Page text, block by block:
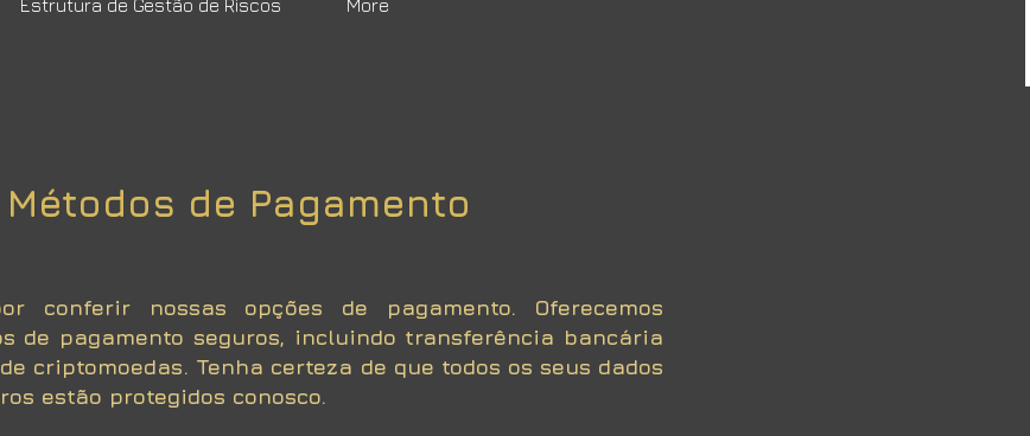
Estrutura de Gestão de Riscos More
Métodos de Pagamento
conferir nossas opções de pagamento. Oferecemos
de pagamento seguros, incluindo transferência bancária
criptomoedas. Tenha certeza de que todos os seus dados
estão protegidos conosco.